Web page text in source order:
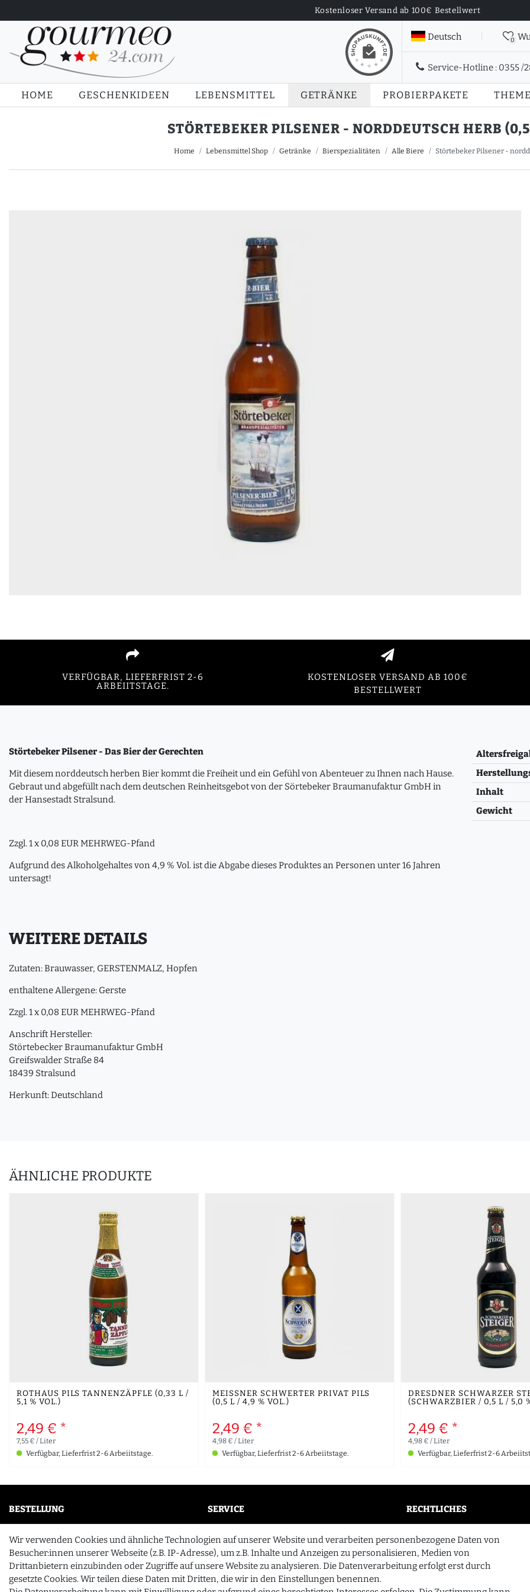
Kostenloser Versand ab 100€ Bestellwert
Deutsch 0
Service-Hotline : 0355 /
HOME GESCHENKIDEEN LEBENSMITTEL GETRÄNKE PROBIERPAKETE
STÖRTEBEKER PILSENER - NORDDEUTSCH HERB
Home Lebensmittel Shop Getränke Bierspezialitäten Alle Biere Störtebeker Pilsener -
VERFÜGBAR, LIEFERFRIST 2-6
ARBEIITSTAGE.
KOSTENLOSER VERSAND AB 100€
BESTELLWERT
Störtebeker Pilsener - Das Bier der Gerechten
Mit diesem norddeutsch herben Bier kommt die Freiheit und ein Gefühl von Abenteuer zu Ihnen nach Hause.
Gebraut und abgefüllt nach dem deutschen Reinheitsgebot von der Sörtebeker Braumanufaktur GmbH in
der Hansestadt Stralsund.
Zzgl. 1 x 0,08 EUR MEHRWEG-Pfand
Aufgrund des Alkoholgehaltes von 4,9 % Vol. ist die Abgabe dieses Produktes an Personen unter 16 Jahren
untersagt!
WEITERE DETAILS
Zutaten: Brauwasser, GERSTENMALZ, Hopfen
enthaltene Allergene: Gerste
Zzgl. 1 x 0,08 EUR MEHRWEG-Pfand
Anschrift Hersteller:
Störtebecker Braumanufaktur GmbH
Greifswalder Straße 84
18439 Stralsund
Herkunft: Deutschland
Inhalt
Gewicht
ÄHNLICHE PRODUKTE
ROTHAUS PILS TANNENZÄPFLE (0,33 L /
5,1 % VOL.)
2,49 € *
7,55 € / Liter
Verfügbar, Lieferfrist 2-6 Arbeiitstage.
MEISSNER SCHWERTER PRIVAT PILS
(0,5 L / 4,9 % VOL.)
2,49 € *
4,98 € / Liter
Verfügbar, Lieferfrist 2-6 Arbeiitstage.
DRESDNER SCHWARZER
(SCHWARZBIER / 0,5 L / 5,0
2,49 € *
4,98 € / Liter
Verfügbar, Lieferfrist 2-6
BESTELLUNG
Wunschliste
Zahlung & Versand
SERVICE
Unternehmen
Kontakt
RECHTLICHES
Widerrufsrecht
Datenschutzerklärung
Wir verwenden Cookies und ähnliche Technologien auf unserer Website und verarbeiten personenbezogene Daten von
Besucher:innen unserer Webseite (z.B. IP-Adresse), um z.B. Inhalte und Anzeigen zu personalisieren, Medien von
Drittanbietern einzubinden oder Zugriffe auf unsere Website zu analysieren. Die Datenverarbeitung erfolgt erst durch
gesetzte Cookies. Wir teilen diese Daten mit Dritten, die wir in den Einstellungen benennen.